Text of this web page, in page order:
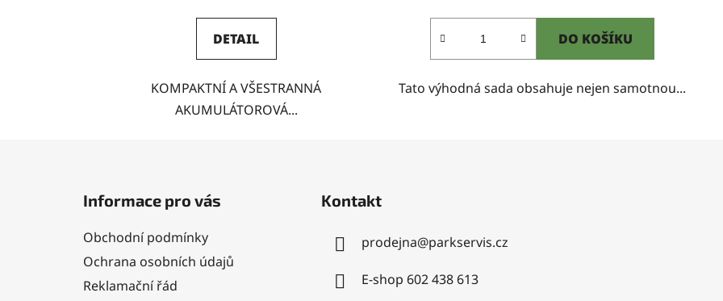
DETAIL
KOMPAKTNÍ A VŠESTRANNÁ
AKUMULÁTOROVÁ...
DO KOŠÍKU
Tato výhodná sada obsahuje nejen samotnou...
Informace pro vás
Obchodní podmínky
Ochrana osobních údajů
Reklamační řád
Kontakt
prodejna@parkservis.cz
E-shop 602 438 613